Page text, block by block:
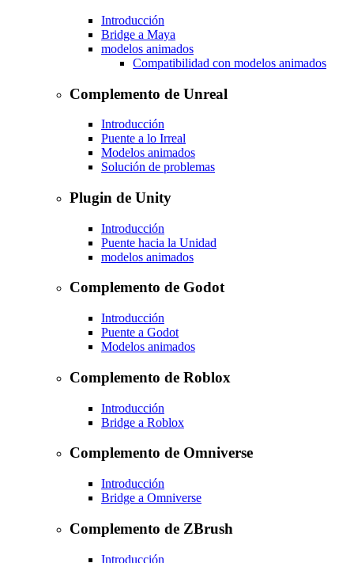
Introducción
Bridge a Maya
modelos animados
Compatibilidad con modelos animados
Complemento de Unreal
Introducción
Puente a lo Irreal
Modelos animados
Solución de problemas
Plugin de Unity
Introducción
Puente hacia la Unidad
modelos animados
Complemento de Godot
Introducción
Puente a Godot
Modelos animados
Complemento de Roblox
Introducción
Bridge a Roblox
Complemento de Omniverse
Introducción
Bridge a Omniverse
Complemento de ZBrush
Introducción